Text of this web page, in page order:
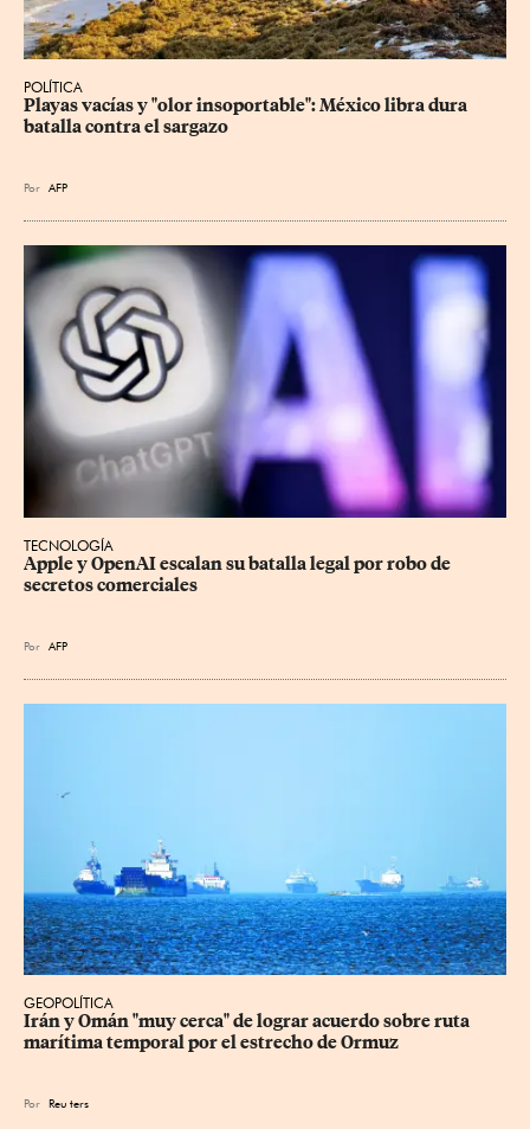
POLÍTICA
Playas vacías y "olor insoportable": México libra dura
batalla contra el sargazo
Por AFP
TECNOLOGÍA
Apple y OpenAI escalan su batalla legal por robo de
secretos comerciales
Por AFP
GEOPOLÍTICA
Irán y Omán "muy cerca" de lograr acuerdo sobre ruta
marítima temporal por el estrecho de Ormuz
Por Reu ters